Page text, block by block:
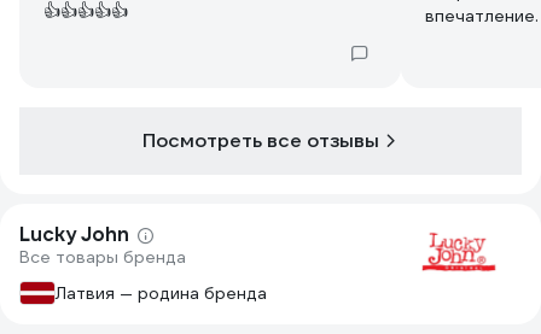
👍👍👍👍👍
впечатление.
Посмотреть все отзывы
Lucky John
Все товары бренда
Латвия — родина бренда